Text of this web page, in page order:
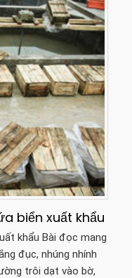
biển xuất khẩu
khẩu Bài đọc mang
đục, nhúng nhính
trôi dạt vào bờ,